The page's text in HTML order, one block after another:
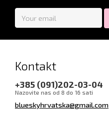
Kontakt
+385 (091)202-03-04
Nazovite nas od 8 do 16 sati
blueskyhrvatska@gmail.com